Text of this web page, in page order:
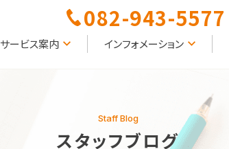
082-943-5577
サービス案内 インフォメーション
Staff Blog
スタッフブログ